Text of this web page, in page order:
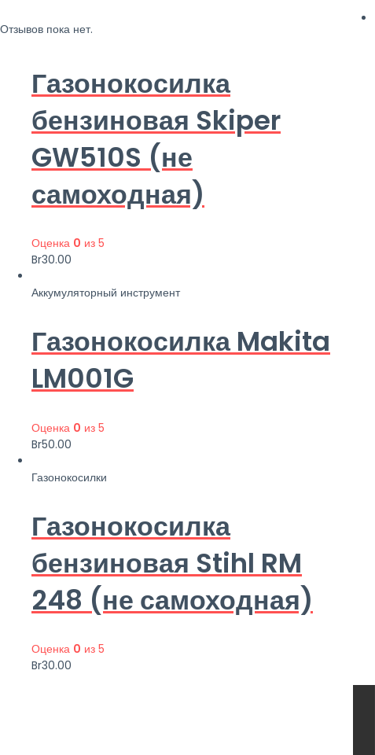
Отзывов пока нет.
Газонокосилка
бензиновая Skiper
GW510S (не
самоходная)
Оценка 0 из 5
Br30.00
Аккумуляторный инструмент
Газонокосилка Makita
LM001G
Оценка 0 из 5
Br50.00
Газонокосилки
Газонокосилка
бензиновая Stihl RM
248 (не самоходная)
Оценка 0 из 5
Br30.00